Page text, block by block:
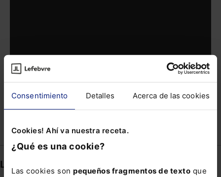
Consentimiento Detalles Acerca de las cookies
Cookies! Ahí va nuestra receta.
¿Qué es una cookie?
Las cookies son pequeños fragmentos de texto que
Compartir
Links directos